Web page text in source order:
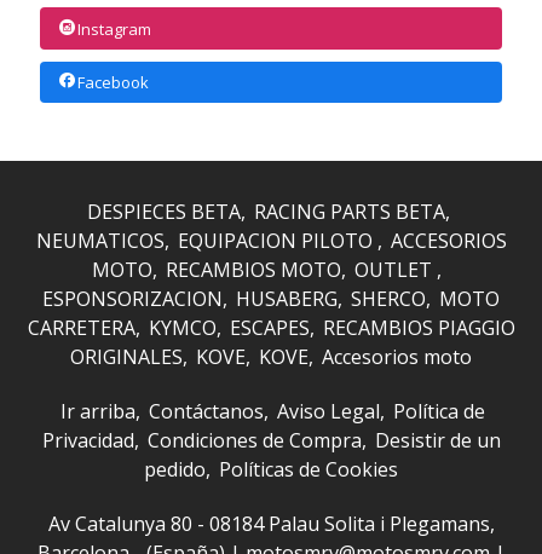
Instagram
Facebook
DESPIECES BETA RACING PARTS BETA
NEUMATICOS EQUIPACION PILOTO
ACCESORIOS
MOTO RECAMBIOS MOTO OUTLET
ESPONSORIZACION
HUSABERG SHERCO MOTO
CARRETERA KYMCO ESCAPES RECAMBIOS PIAGGIO
ORIGINALES KOVE KOVE Accesorios moto
Ir arriba Contáctanos Aviso Legal Política de
Privacidad Condiciones de Compra Desistir de un
pedido Políticas de Cookies
Av Catalunya 80 - 08184 Palau Solita i Plegamans,